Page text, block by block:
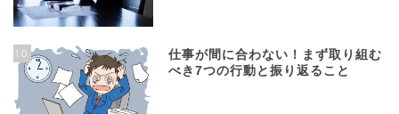
10
仕事が間に合わない！まず取り組む
べき7つの行動と振り返ること